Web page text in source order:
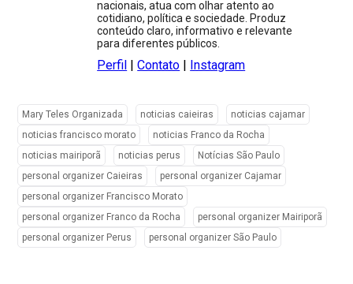
nacionais, atua com olhar atento ao
cotidiano, política e sociedade. Produz
conteúdo claro, informativo e relevante
para diferentes públicos.
Perfil |Contato Instagram
Mary Teles Organizada noticias caieiras
noticias cajamar
noticias francisco morato
noticias Franco da Rocha
noticias mairiporã
noticias perus
Notícias São Paulo
personal organizer Caieiras
personal organizer Cajamar
personal organizer Francisco Morato
personal organizer Franco da Rocha
personal organizer Mairiporã
personal organizer Perus
personal organizer São Paulo